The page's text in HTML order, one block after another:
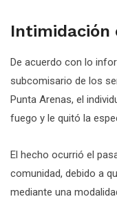
Intimidación
De acuerdo con lo
subcomisario de los
Punta Arenas, el
fuego y le quitó la
El hecho ocurrió el
comunidad, debido a
mediante una